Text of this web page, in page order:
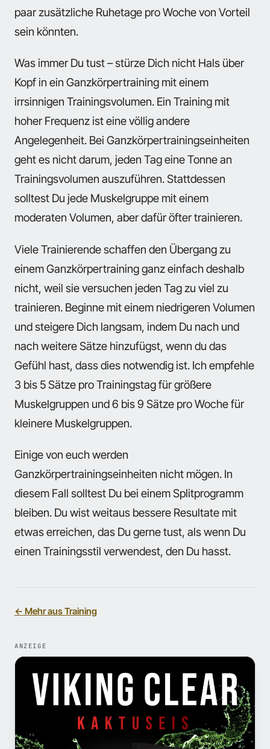
paar zusätzliche Ruhetage pro Woche von Vorteil
sein könnten.
Was immer Du tust – stürze Dich nicht Hals über
Kopf in ein Ganzkörpertraining mit einem
irrsinnigen Trainingsvolumen. Ein Training mit
hoher Frequenz ist eine völlig andere
Angelegenheit. Bei Ganzkörpertrainingseinheiten
geht es nicht darum, jeden Tag eine Tonne an
Trainingsvolumen auszuführen. Stattdessen
solltest Du jede Muskelgruppe mit einem
moderaten Volumen, aber dafür öfter trainieren.
Viele Trainierende schaffen den Übergang zu
einem Ganzkörpertraining ganz einfach deshalb
nicht, weil sie versuchen jeden Tag zu viel zu
trainieren. Beginne mit einem niedrigeren Volumen
und steigere Dich langsam, indem Du nach und
nach weitere Sätze hinzufügst, wenn du das
Gefühl hast, dass dies notwendig ist. Ich empfehle
3 bis 5 Sätze pro Trainingstag für größere
Muskelgruppen und 6 bis 9 Sätze pro Woche für
kleinere Muskelgruppen.
Einige von euch werden
Ganzkörpertrainingseinheiten nicht mögen. In
diesem Fall solltest Du bei einem Splitprogramm
bleiben. Du wist weitaus bessere Resultate mit
etwas erreichen, das Du gerne tust, als wenn Du
einen Trainingsstil verwendest, den Du hasst.
← Mehr aus Training
ANZEIGE